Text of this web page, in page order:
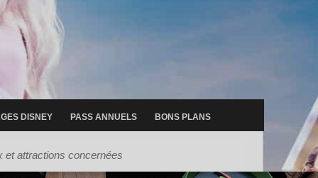
DISNEY PASS ANNUELS BONS PLANS
et attractions concernées